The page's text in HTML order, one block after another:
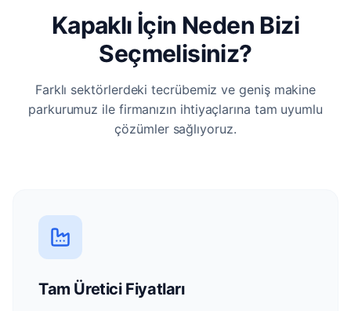
Kapaklı İçin Neden Bizi
Seçmelisiniz?
Farklı sektörlerdeki tecrübemiz ve geniş makine
parkurumuz ile firmanızın ihtiyaçlarına tam uyumlu
çözümler sağlıyoruz.
Tam Üretici Fiyatları